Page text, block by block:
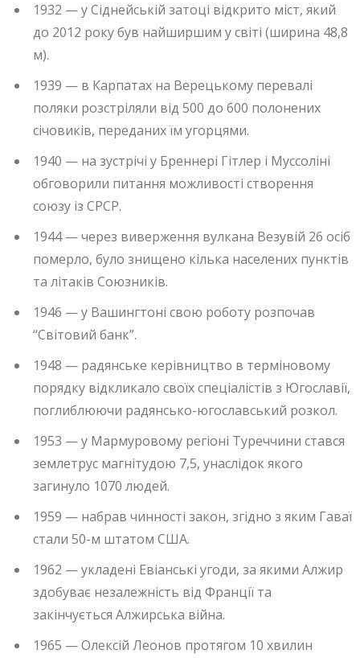
1932 — у Сіднейській затоці відкрито міст, який
до 2012 року був найширшим у світі (ширина 48,8
м).
1939 — в Карпатах на Верецькому перевалі
поляки розстріляли від 500 до 600 полонених
січовиків, переданих їм угорцями.
1940 — на зустрічі у Бреннері Гітлер і Муссоліні
обговорили питання можливості створення
союзу із СРСР.
1944 — через виверження вулкана Везувій 26 осіб
померло, було знищено кілька населених пунктів
та літаків Союзників.
1946 — у Вашингтоні свою роботу розпочав
“Світовий банк”.
1948 — радянське керівництво в терміновому
порядку відкликало своїх спеціалістів з Югославії,
поглиблюючи радянсько-югославський розкол.
1953 — у Мармуровому регіоні Туреччини стався
землетрус магнітудою 7,5, унаслідок якого
загинуло 1070 людей.
1959 — набрав чинності закон, згідно з яким Гаваї
стали 50-м штатом США.
1962 — укладені Евіанські угоди, за якими Алжир
здобуває незалежність від Франції та
закінчується Алжирська війна.
1965 — Олексій Леонов протягом 10 хвилин